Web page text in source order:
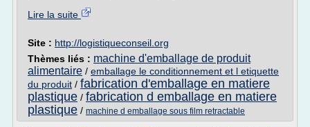
Lire la suite
Site : http://logistiqueconseil.org
Thèmes liés : machine d'emballage de produit
alimentaire / emballage le conditionnement et l etiquette
du produit / fabrication d'emballage en matiere
plastique / fabrication d emballage en matiere
plastique / machine d emballage sous film retractable